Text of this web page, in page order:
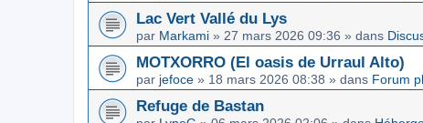
Lac Vert Vallé du Lys
par Markami » 27 mars 2026 09:36 » dans
MOTXORRO (El oasis de Urraul Alto)
par jefoce » 18 mars 2026 08:38 » dans Forum
Refuge de Bastan